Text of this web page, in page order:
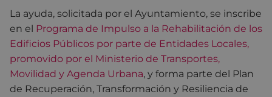
La ayuda, solicitada por el Ayuntamiento, se inscribe
en el Programa de Impulso a la Rehabilitación de los
Edificios Públicos por parte de Entidades Locales,
promovido por el Ministerio de Transportes,
Movilidad y Agenda Urbana, y forma parte del Plan
de Recuperación, Transformación y Resiliencia de